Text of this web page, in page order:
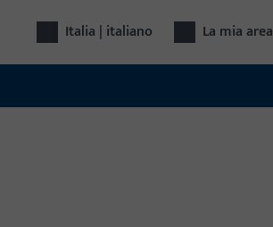
Italia | italiano La mia area